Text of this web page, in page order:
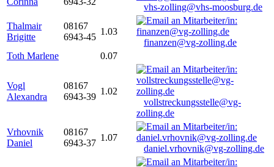
vhs-zolling@vhs-moosburg.de
Thalmair
Brigitte
08167
6943-45
1.03
finanzen@vg-zolling.de
Toth Marlene
0.07
Vogl
Alexandra
08167
6943-39
1.02
vollstreckungsstelle@vg-
zolling.de
Vrhovnik
Daniel
08167
6943-37
1.07
daniel.vrhovnik@vg-zolling.de